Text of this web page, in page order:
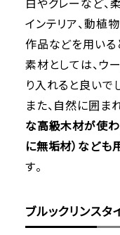
白やグレーなど
インテリア、動植
作品などを用いる
素材としては、ウ
り入れると良いでし
また、自然に囲ま
な高級木材が使わ
に無垢材）なども
す。
ブルックリンスタ